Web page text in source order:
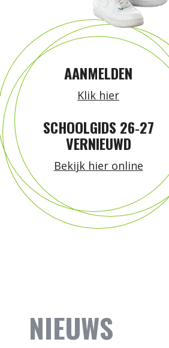
AANMELDEN
Klik hier
SCHOOLGIDS 26‑27
VERNIEUWD
Bekijk hier online
NIEUWS